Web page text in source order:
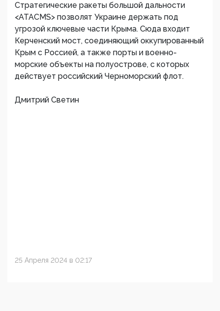
Стратегические ракеты большой дальности
<ATACMS> позволят Украине держать под
угрозой ключевые части Крыма. Сюда входит
Керченский мост, соединяющий оккупированный
Крым с Россией, а также порты и военно-
морские объекты на полуострове, с которых
действует российский Черноморский флот.
Дмитрий Светин
25 Апреля 2024 в 02:17